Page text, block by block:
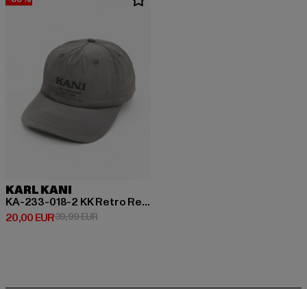
KARL KANI
KA-233-018-2 KK Retro Reflective Cap
20,00 EUR
Derzeitiger Preis: 20,00 EUR
39,99 EURAktionspreis: 39,99 EUR